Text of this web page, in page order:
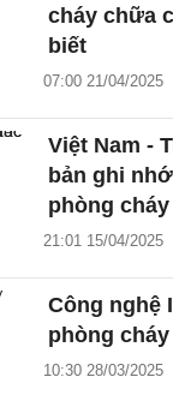
cháy chữa
biết
07:00 21/04/2025
Việt Nam -
bản ghi
phòng
21:01 15/04/2025
Công nghệ
phòng
10:30 28/03/2025